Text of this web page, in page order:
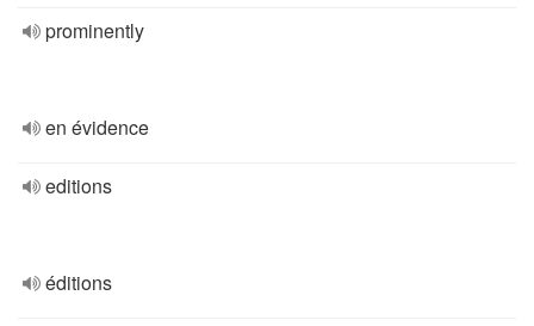
prominently
en évidence
editions
éditions